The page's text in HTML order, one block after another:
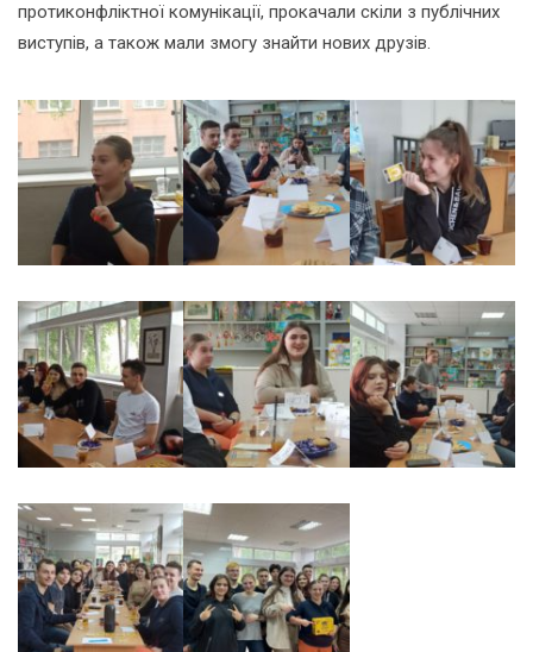
протиконфліктної комунікації, прокачали скіли з публічних
виступів, а також мали змогу знайти нових друзів.